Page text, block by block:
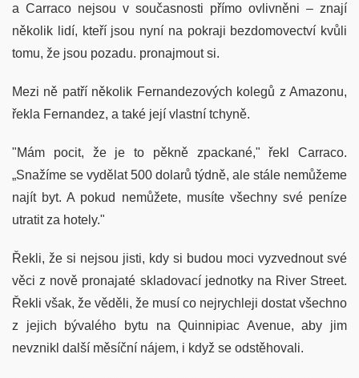
a Carraco nejsou v současnosti přímo ovlivněni – znají
několik lidí, kteří jsou nyní na pokraji bezdomovectví kvůli
tomu, že jsou pozadu. pronajmout si.
Mezi ně patří několik Fernandezových kolegů z Amazonu,
řekla Fernandez, a také její vlastní tchyně.
"Mám pocit, že je to pěkně zpackané," řekl Carraco.
„Snažíme se vydělat 500 dolarů týdně, ale stále nemůžeme
najít byt. A pokud nemůžete, musíte všechny své peníze
utratit za hotely."
Řekli, že si nejsou jisti, kdy si budou moci vyzvednout své
věci z nově pronajaté skladovací jednotky na River Street.
Řekli však, že věděli, že musí co nejrychleji dostat všechno
z jejich bývalého bytu na Quinnipiac Avenue, aby jim
nevznikl další měsíční nájem, i když se odstěhovali.